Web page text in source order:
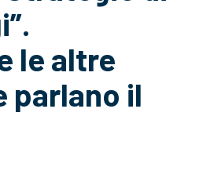
le altre
parlano il